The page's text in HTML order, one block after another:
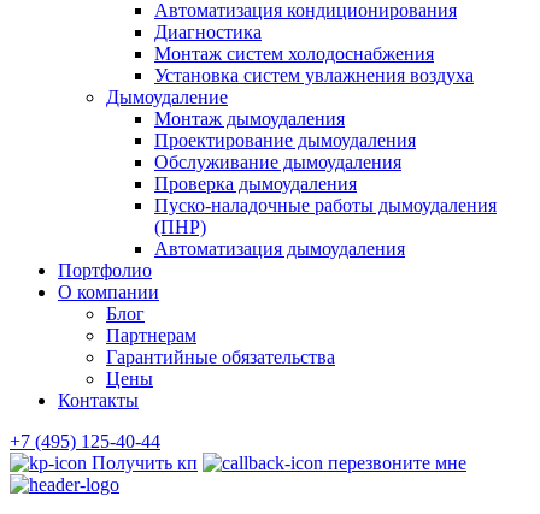
Автоматизация кондиционирования
Диагностика
Монтаж систем холодоснабжения
Установка систем увлажнения воздуха
Дымоудаление
Монтаж дымоудаления
Проектирование дымоудаления
Обслуживание дымоудаления
Проверка дымоудаления
Пуско-наладочные работы дымоудаления
(ПНР)
Автоматизация дымоудаления
Портфолио
О компании
Блог
Партнерам
Гарантийные обязательства
Цены
Контакты
+7 (495) 125-40-44
Получить кп
перезвоните мне